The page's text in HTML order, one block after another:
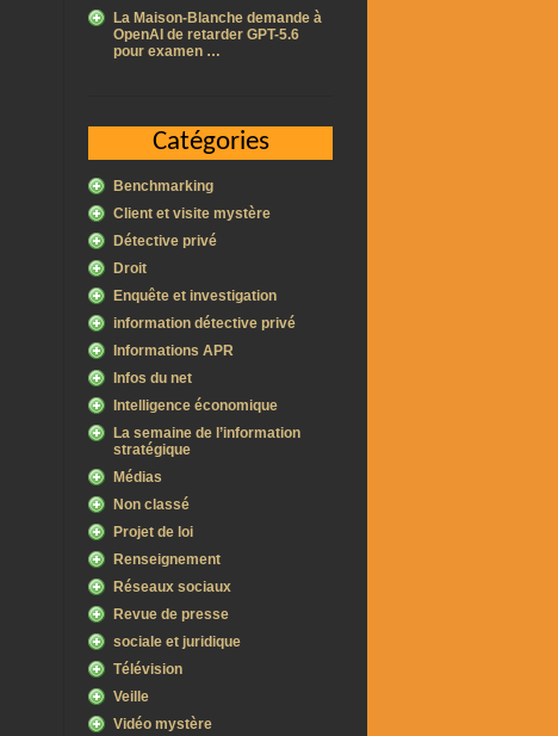
La Maison-Blanche demande à
OpenAI de retarder GPT-5.6
pour examen …
Catégories
Benchmarking
Client et visite mystère
Détective privé
Droit
Enquête et investigation
information détective privé
Informations APR
Infos du net
Intelligence économique
La semaine de l’information
stratégique
Médias
Non classé
Projet de loi
Renseignement
Réseaux sociaux
Revue de presse
sociale et juridique
Télévision
Veille
Vidéo mystère